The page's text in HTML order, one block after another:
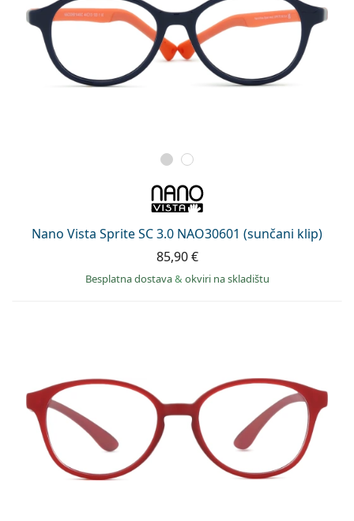
Nano Vista Sprite SC 3.0 NAO30601 (sunčani klip)
85,90 €
Besplatna dostava& okviri na skladištu